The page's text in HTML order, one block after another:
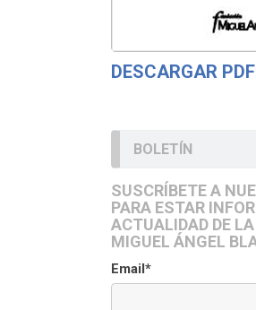
DESCARGAR PDF
BOLETÍN
SUSCRÍBETE A
PARA ESTAR
ACTUALIDAD DE
MIGUEL ÁNGEL
Email*